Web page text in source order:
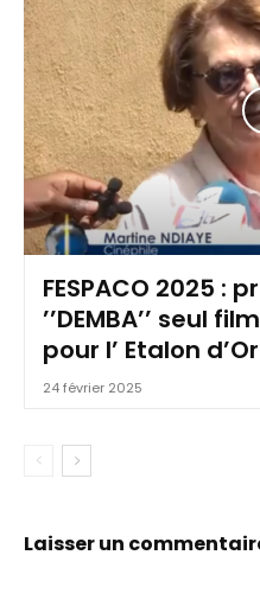
FESPACO 2025 :
’’DEMBA’’ seul
pour l’ Etalon
24 février 2025
Laisser un